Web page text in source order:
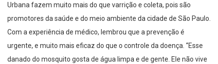
Urbana fazem muito mais do que varrição e coleta, pois são
promotores da saúde e do meio ambiente da cidade de São Paulo.
Com a experiência de médico, lembrou que a prevenção é
urgente, e muito mais eficaz do que o controle da doença. “Esse
danado do mosquito gosta de água limpa e de gente. Ele não vive